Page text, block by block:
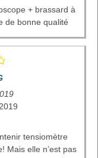
+ brassard à
de bonne qualité
tensiomètre
Mais elle n’est pas